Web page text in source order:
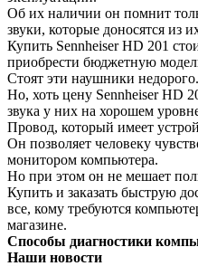
Об их наличии он помнит
звуки, которые доносятся из
Купить Sennheiser HD 201
приобрести бюджетную
Стоят эти наушники недорого.
Но, хоть цену Sennheiser HD
звука у них на хорошем
Провод, который имеет
Он позволяет человеку
монитором компьютера.
Но при этом он не мешает
Купить и заказать быструю
все, кому требуются
магазине.
Способы диагностики
Наши новости